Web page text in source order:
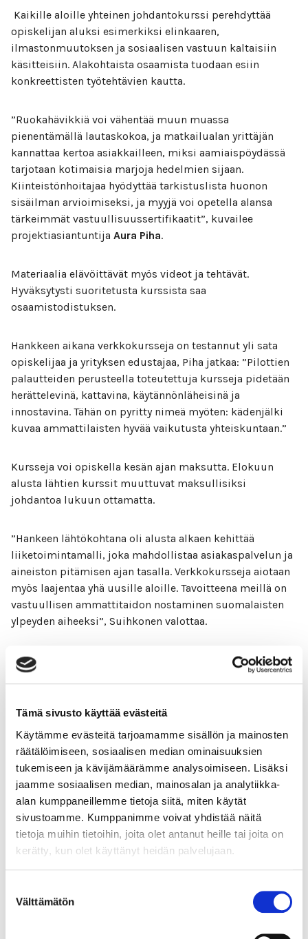
Tämä sivusto käyttää evästeitä
Käytämme evästeitä tarjoamamme sisällön ja mainosten
räätälöimiseen, sosiaalisen median ominaisuuksien
tukemiseen ja kävijämäärämme analysoimiseen. Lisäksi
jaamme sosiaalisen median, mainosalan ja analytiikka-
alan kumppaneillemme tietoja siitä, miten käytät
sivustoamme. Kumppanimme voivat yhdistää näitä
tietoja muihin tietoihin, joita olet antanut heille tai joita on
kerätty, kun olet käyttänyt heidän palvelujaan.
valinta
Välttämätön
Kaikille aloille yhteinen johdantokurssi perehdyttää
opiskelijan aluksi esimerkiksi elinkaaren,
ilmastonmuutoksen ja sosiaalisen vastuun kaltaisiin
käsitteisiin. Alakohtaista osaamista tuodaan esiin
konkreettisten työtehtävien kautta.
”Ruokahävikkiä voi vähentää muun muassa
pienentämällä lautaskokoa, ja matkailualan yrittäjän
kannattaa kertoa asiakkailleen, miksi aamiaispöydässä
tarjotaan kotimaisia marjoja hedelmien sijaan.
Kiinteistönhoitajaa hyödyttää tarkistuslista huonon
sisäilman arvioimiseksi, ja myyjä voi opetella alansa
tärkeimmät vastuullisuussertifikaatit”, kuvailee
projektiasiantuntija Aura Piha.
Materiaalia elävöittävät myös videot ja tehtävät.
Hyväksytysti suoritetusta kurssista saa
osaamistodistuksen.
Hankkeen aikana verkkokursseja on testannut yli sata
opiskelijaa ja yrityksen edustajaa, Piha jatkaa: ”Pilottien
palautteiden perusteella toteutettuja kursseja pidetään
herättelevinä, kattavina, käytännönläheisinä ja
innostavina. Tähän on pyritty nimeä myöten: kädenjälki
kuvaa ammattilaisten hyvää vaikutusta yhteiskuntaan.”
Kursseja voi opiskella kesän ajan maksutta. Elokuun
alusta lähtien kurssit muuttuvat maksullisiksi
johdantoa lukuun ottamatta.
”Hankeen lähtökohtana oli alusta alkaen kehittää
liiketoimintamalli, joka mahdollistaa asiakaspalvelun ja
aineiston pitämisen ajan tasalla. Verkkokursseja aiotaan
myös laajentaa yhä uusille aloille. Tavoitteena meillä on
vastuullisen ammattitaidon nostaminen suomalaisten
ylpeyden aiheeksi”, Suihkonen valottaa.
Hanketta on rahoittanut Hämeen ELY-keskus.
Oppimisalustan toteutti SYKLI yhteistyössä digitoimisto
Lisätietoja:
Projektipäällikkö Päivi Suihkonen, SYKLI, p. 050 453
3802, paivi.suihkonen@sykli.fi
Projektiasiantuntija Aura Piha, SYKLI, 050 464 2696, p.
aura.piha@sykli.fi
Laatu- ja hankejohtaja Pekka Selenius, Perho
Liiketalousopisto, p. 040 060 2516,
pekka.selenius@perho.fi